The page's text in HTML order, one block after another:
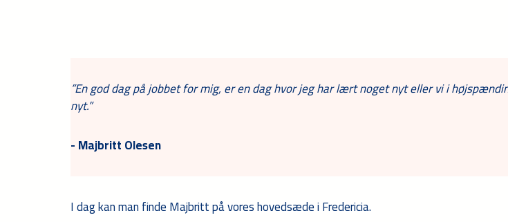
”En god dag på jobbet for mig, er en dag hvor jeg har lært noget nyt eller vi i
nyt.”
- Majbritt Olesen
I dag kan man finde Majbritt på vores hovedsæde i Fredericia.